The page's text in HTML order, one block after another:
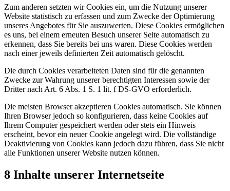
Zum anderen setzten wir Cookies ein, um die Nutzung unserer
Website statistisch zu erfassen und zum Zwecke der Optimierung
unseres Angebotes für Sie auszuwerten. Diese Cookies ermöglichen
es uns, bei einem erneuten Besuch unserer Seite automatisch zu
erkennen, dass Sie bereits bei uns waren. Diese Cookies werden
nach einer jeweils definierten Zeit automatisch gelöscht.
Die durch Cookies verarbeiteten Daten sind für die genannten
Zwecke zur Wahrung unserer berechtigten Interessen sowie der
Dritter nach Art. 6 Abs. 1 S. 1 lit. f DS-GVO erforderlich.
Die meisten Browser akzeptieren Cookies automatisch. Sie können
Ihren Browser jedoch so konfigurieren, dass keine Cookies auf
Ihrem Computer gespeichert werden oder stets ein Hinweis
erscheint, bevor ein neuer Cookie angelegt wird. Die vollständige
Deaktivierung von Cookies kann jedoch dazu führen, dass Sie nicht
alle Funktionen unserer Website nutzen können.
8 Inhalte unserer Internetseite